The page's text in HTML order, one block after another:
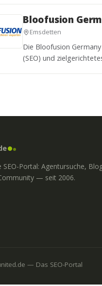
Bloofusion
Emsdetten
Die Bloofusion
(SEO) und
SEO-Portal: Agentursuche,
— seit 2006.
— Das SEO-Portal